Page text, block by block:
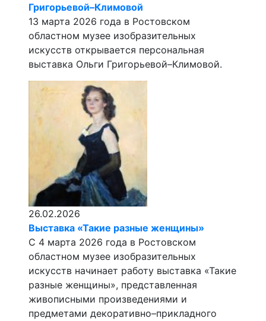
Григорьевой–Климовой
13 марта 2026 года в Ростовском
областном музее изобразительных
искусств открывается персональная
выставка Ольги Григорьевой–Климовой.
26.02.2026
Выставка «Такие разные женщины»
С 4 марта 2026 года в Ростовском
областном музее изобразительных
искусств начинает работу выставка «Такие
разные женщины», представленная
живописными произведениями и
предметами декоративно–прикладного